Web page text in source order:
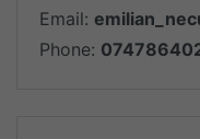
Email:
Phone: